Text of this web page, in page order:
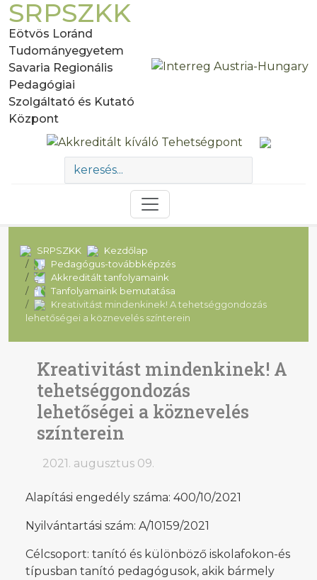
SRPSZKK
Eötvös Loránd
Tudományegyetem
Savaria Regionális
Pedagógiai
Szolgáltató és Kutató
Központ
SRPSZKK
Kezdőlap
Pedagógus-továbbképzés
Akkreditált tanfolyamaink
Tanfolyamaink bemutatása
Kreativitást mindenkinek! A tehetséggondozás
lehetőségei a köznevelés színterein
Kreativitást mindenkinek! A
tehetséggondozás
lehetőségei a köznevelés
színterein
2021. augusztus 09.
Alapítási engedély száma: 400/10/2021
Nyilvántartási szám: A/10159/2021
Célcsoport: tanító és különböző iskolafokon-és
típusban tanító pedagógusok, akik bármely